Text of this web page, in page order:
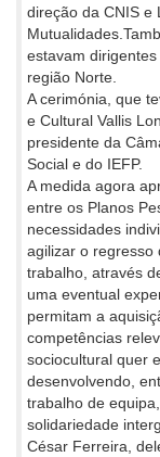
direção da CNIS e
estavam
região Norte.
A cerimónia, que
e Cultural Vallis
presidente da
Social e do IEFP.
A medida agora
entre os Planos
necessidades
agilizar o regresso
trabalho, através
uma eventual
permitam a
competências
sociocultural quer
desenvolvendo,
trabalho de
solidariedade
César Ferreira,